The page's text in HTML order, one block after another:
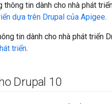
tin dành cho nhà phát
dựa trên Drupal của Apigee.
tin dành cho nhà phát triển
triển.
Drupal 10